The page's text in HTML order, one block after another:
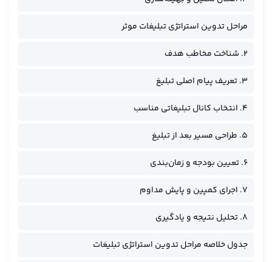
مراحل تدوین استراتژی تبلیغات موثر
۲. شناخت مخاطب هدف
۳. تعریف پیام اصلی تبلیغ
۴. انتخاب کانال تبلیغاتی مناسب
۵. طراحی مسیر بعد از تبلیغ
۶. تعیین بودجه و زمان‌بندی
۷. اجرای کمپین و پایش مداوم
۸. تحلیل نتیجه و یادگیری
جدول خلاصه مراحل تدوین استراتژی تبلیغات